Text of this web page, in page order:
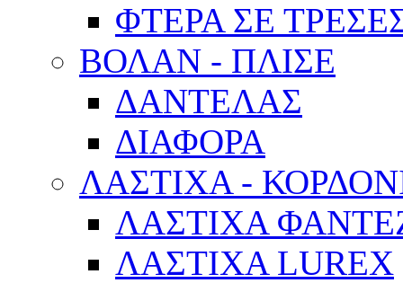
ΦΤΕΡΑ ΣΕ
ΒΟΛΑΝ - ΠΛΙΣΕ
ΔΑΝΤΕΛΑΣ
ΔΙΑΦΟΡΑ
ΛΑΣΤΙΧΑ -
ΛΑΣΤΙΧΑ
ΛΑΣΤΙΧΑ LUREX